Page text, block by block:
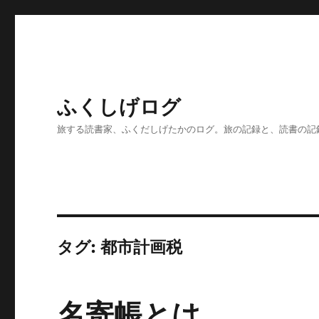
ふくしげログ
旅する読書家、ふくだしげたかのログ。旅の記録と、読書の記
タグ:都市計画税